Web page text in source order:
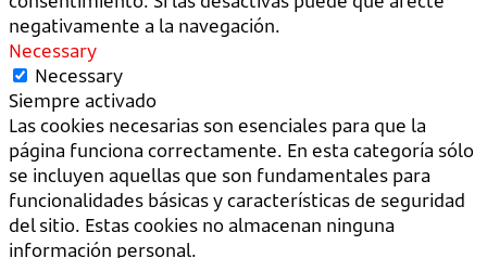
negativamente a la navegación.
Necessary
Necessary
Siempre activado
Las cookies necesarias son esenciales para que la
página funciona correctamente. En esta categoría sólo
se incluyen aquellas que son fundamentales para
funcionalidades básicas y características de seguridad
del sitio. Estas cookies no almacenan ninguna
información personal.